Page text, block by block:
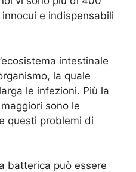
e indispensabili
intestinale
la quale
le infezioni. Più la
sono le
questi problemi di
batterica può essere